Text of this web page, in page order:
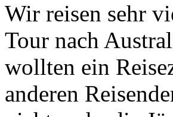
Wir reisen sehr
Tour nach
wollten ein
anderen